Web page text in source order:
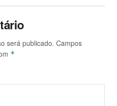
será publicado. Campos
*